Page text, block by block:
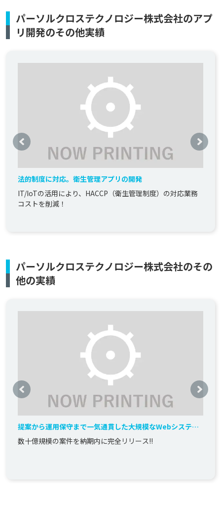
パーソルクロステクノロジー株式会社のアプ
リ開発のその他実績
法的制度に対応。衛生管理アプリの開発
IT/IoTの活用により、HACCP（衛生管理制度）の対応業務
コストを削減！
パーソルクロステクノロジー株式会社のその
他の実績
提案から運用保守まで一気通貫した大規模なWebシステム
を開発
数十億規模の案件を納期内に完全リリース!!